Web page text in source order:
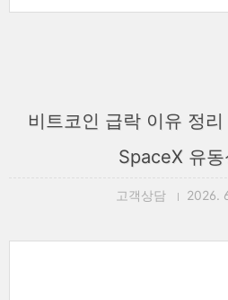
비트코인 급락 이유 정
SpaceX 유
고객상담 2026.